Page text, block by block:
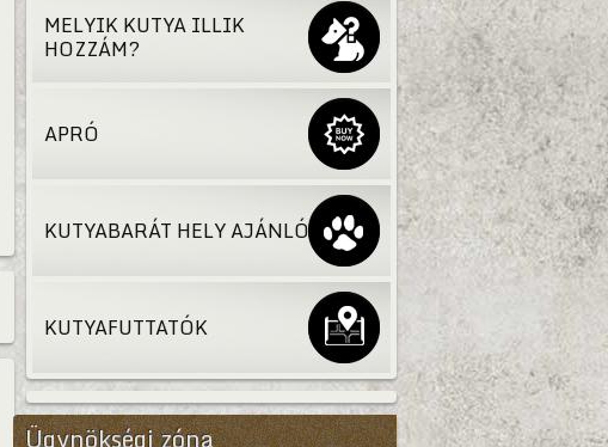
MELYIK KUTYA ILLIK
HOZZÁM?
APRÓ
KUTYABARÁT HELY AJÁNLÓ
KUTYAFUTTATÓK